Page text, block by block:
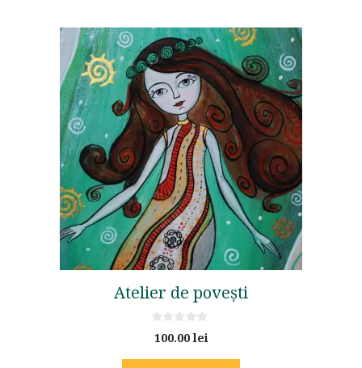
Atelier de povești
0
o100.00lei